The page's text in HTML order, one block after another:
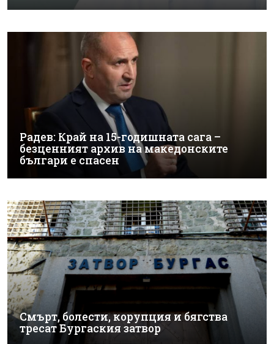
Радев: Край на 15-годишната сага –
безценният архив на македонските
българи е спасен
Смърт, болести, корупция и бягства
тресат Бургаския затвор